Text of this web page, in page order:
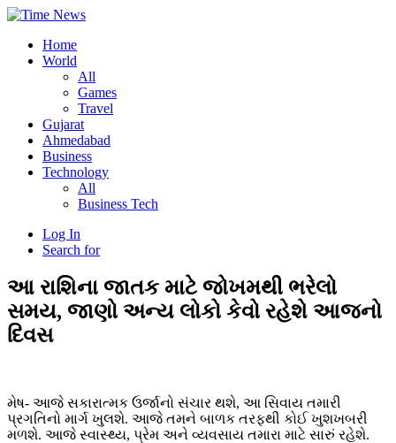
Home
World
All
Games
Travel
Gujarat
Ahmedabad
Business
Technology
All
Business Tech
Log In
Search for
આ રાશિના જાતક માટે જોખમથી ભરેલો
સમય, જાણો અન્ય લોકો કેવો રહેશે આજનો
દિવસ
મેષ- આજે સકારાત્મક ઉર્જાનો સંચાર થશે, આ સિવાય તમારી
પ્રગતિનો માર્ગ ખુલશે. આજે તમને બાળક તરફથી કોઈ ખુશખબરી
મળશે. આજે સ્વાસ્થ્ય, પ્રેમ અને વ્યવસાય તમારા માટે સારું રહેશે.